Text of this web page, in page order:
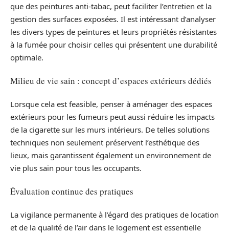
que des peintures anti-tabac, peut faciliter l’entretien et la
gestion des surfaces exposées. Il est intéressant d’analyser
les divers types de peintures et leurs propriétés résistantes
à la fumée pour choisir celles qui présentent une durabilité
optimale.
Milieu de vie sain : concept d’espaces extérieurs dédiés
Lorsque cela est feasible, penser à aménager des espaces
extérieurs pour les fumeurs peut aussi réduire les impacts
de la cigarette sur les murs intérieurs. De telles solutions
techniques non seulement préservent l’esthétique des
lieux, mais garantissent également un environnement de
vie plus sain pour tous les occupants.
Évaluation continue des pratiques
La vigilance permanente à l’égard des pratiques de location
et de la qualité de l’air dans le logement est essentielle